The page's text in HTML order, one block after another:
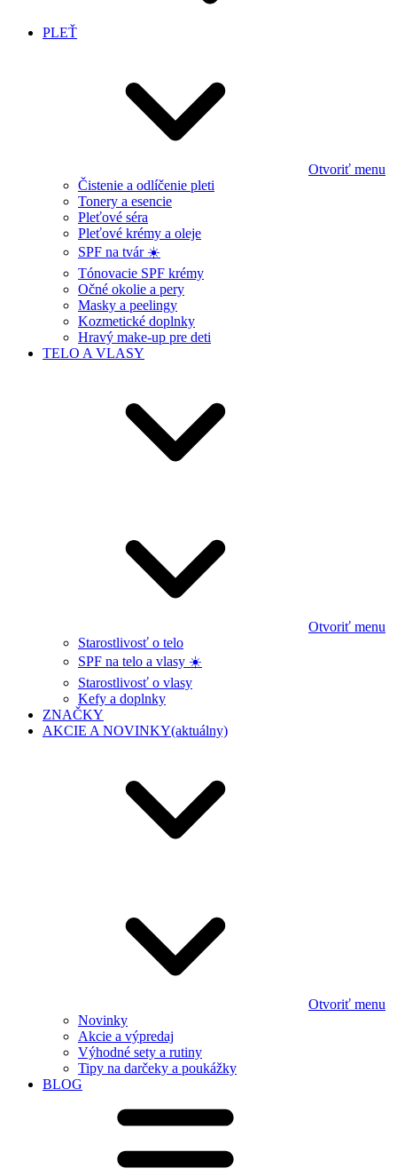
PLEŤ
Otvoriť menu
Čistenie a odlíčenie pleti
Tonery a esencie
Pleťové séra
Pleťové krémy a oleje
SPF na tvár ☀️
Tónovacie SPF krémy
Očné okolie a pery
Masky a peelingy
Kozmetické doplnky
Hravý make-up pre deti
TELO A VLASY
Otvoriť menu
Starostlivosť o telo
SPF na telo a vlasy ☀️
Starostlivosť o vlasy
Kefy a doplnky
ZNAČKY
AKCIE A NOVINKY(aktuálny)
Otvoriť menu
Novinky
Akcie a výpredaj
Výhodné sety a rutiny
Tipy na darčeky a poukážky
BLOG